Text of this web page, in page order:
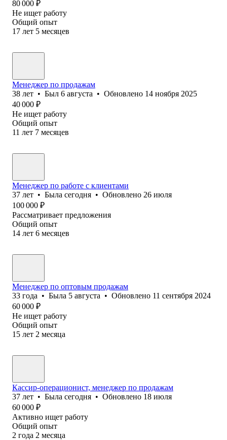
80 000 ₽
Не ищет работу
Общий опыт
17 лет 5 месяцев
Менеджер по продажам
38 лет • Был 6 августа • Обновлено 14 ноября 2025
40 000 ₽
Не ищет работу
Общий опыт
11 лет 7 месяцев
Менеджер по работе с клиентами
37 лет • Была сегодня • Обновлено 26 июля
100 000 ₽
Рассматривает предложения
Общий опыт
14 лет 6 месяцев
Менеджер по оптовым продажам
33 года • Была 5 августа • Обновлено 11 сентября 2024
60 000 ₽
Не ищет работу
Общий опыт
15 лет 2 месяца
Кассир-операционист, менеджер по продажам
37 лет • Была сегодня • Обновлено 18 июля
60 000 ₽
Активно ищет работу
Общий опыт
2 года 2 месяца